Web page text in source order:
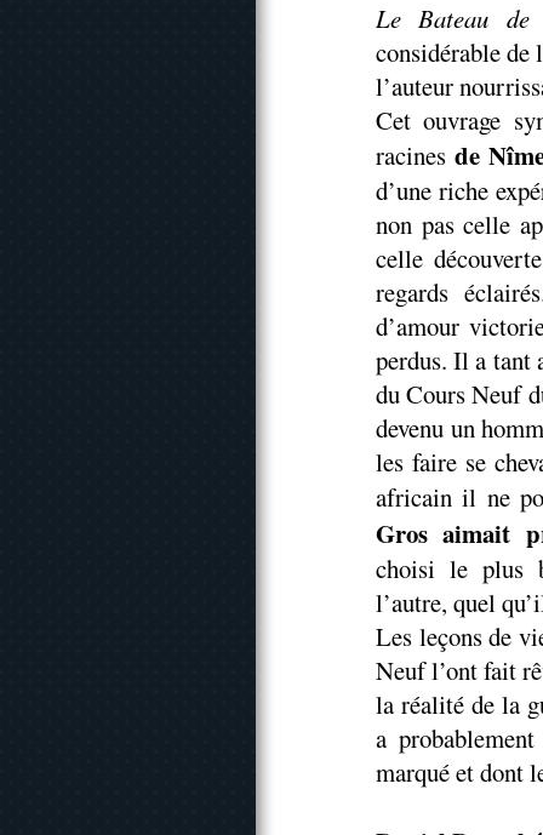
Le Bateau de
considérable de
l’auteur
Cet ouvrage
racines de
d’une riche
non pas celle
celle
regards
d’amour
perdus. Il a tant
du Cours Neuf
devenu un
les faire se
africain il ne
Gros aimait
choisi le plus
l’autre, quel
Les leçons de
Neuf l’ont fait
la réalité de la
a
marqué et dont